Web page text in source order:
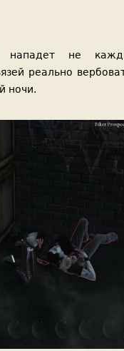
нападет не
реально
ночи.